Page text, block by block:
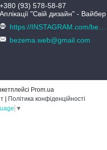
+380 (93) 578-58-87
Аплікації "Свій дизайн" - Вайбер
bezema.web@gmail.com
Prom.ua
Політика конфіденційності
▼